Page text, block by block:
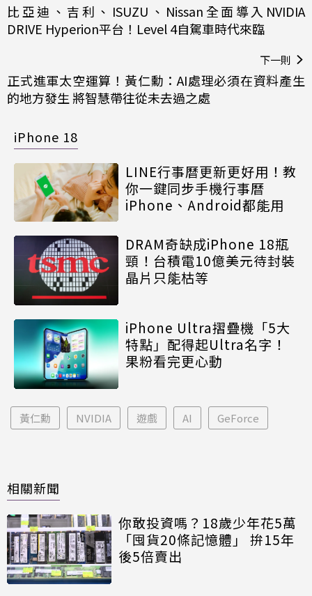
比亞迪、吉利、ISUZU、Nissan全面導入NVIDIA
DRIVE Hyperion平台！Level 4自駕車時代來臨
下一則
正式進軍太空運算！黃仁勳：AI處理必須在資料產生
的地方發生 將智慧帶往從未去過之處
iPhone 18
LINE行事曆更新更好用！教
你一鍵同步手機行事曆
iPhone、Android都能用
DRAM奇缺成iPhone 18瓶
頸！台積電10億美元待封裝
晶片只能枯等
iPhone Ultra摺疊機「5大
特點」配得起Ultra名字！
果粉看完更心動
黃仁勳 NVIDIA 遊戲 AI GeForce
相關新聞
你敢投資嗎？18歲少年花5萬
「囤貨20條記憶體」 拚15年
後5倍賣出